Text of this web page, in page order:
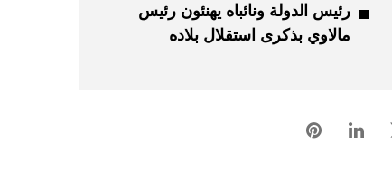
رئيس الدولة ونائباه يهنئون رئيس
مالاوي بذكرى استقلال بلاده